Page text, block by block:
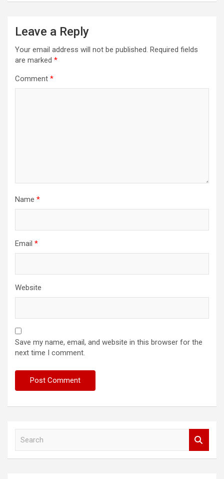
Leave a Reply
Your email address will not be published. Required fields
are marked *
Comment *
Name *
Email *
Website
Save my name, email, and website in this browser for the
next time I comment.